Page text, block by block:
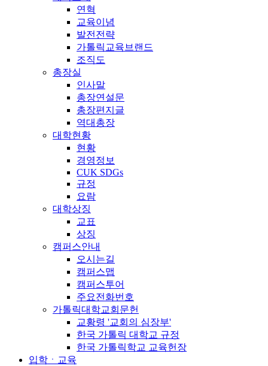
연혁
교육이념
발전전략
가톨릭교육브랜드
조직도
총장실
인사말
총장연설문
총장편지글
역대총장
대학현황
현황
경영정보
CUK SDGs
규정
요람
대학상징
교표
상징
캠퍼스안내
오시는길
캠퍼스맵
캠퍼스투어
주요전화번호
가톨릭대학교회문헌
교황령 '교회의 심장부'
한국 가톨릭 대학교 규정
한국 가톨릭학교 교육헌장
입학ㆍ교육